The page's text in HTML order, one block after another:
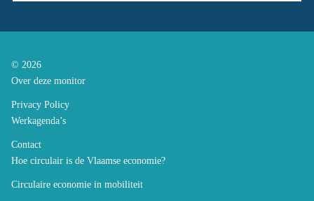
© 2026
Over deze monitor
Privacy Policy
Werkagenda’s
Contact
Hoe circulair is de Vlaamse economie?
Circulaire economie in mobiliteit